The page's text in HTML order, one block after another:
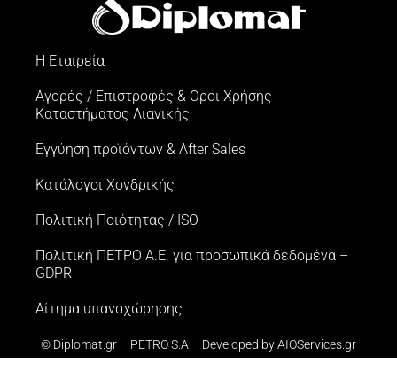
Η Εταιρεία
Αγορές / Επιστροφές & Oροι Xρήσης
Kαταστήματος Λιανικής
Εγγύηση προϊόντων & After Sales
Κατάλογοι Χονδρικής
Πολιτική Ποιότητας / ISO
Πολιτική ΠΕΤΡΟ Α.Ε. για προσωπικά δεδομένα –
GDPR
Αίτημα υπαναχώρησης
© Diplomat.gr – PETRO S.A – Developed byAIOServices.gr